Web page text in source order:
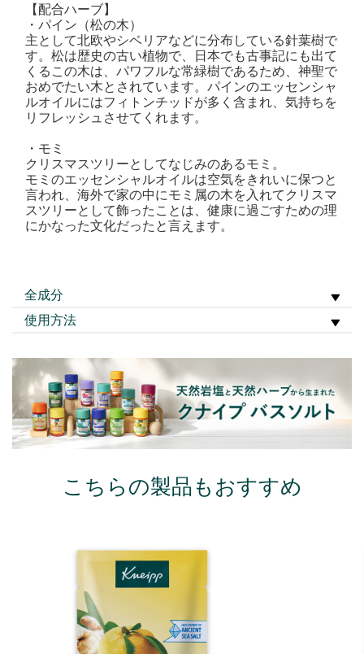
【配合ハーブ】
・パイン（松の木）
主として北欧やシベリアなどに分布している針葉樹で
す。松は歴史の古い植物で、日本でも古事記にも出て
くるこの木は、パワフルな常緑樹であるため、神聖で
おめでたい木とされています。パインのエッセンシャ
ルオイルにはフィトンチッドが多く含まれ、気持ちを
リフレッシュさせてくれます。
・モミ
クリスマスツリーとしてなじみのあるモミ。
モミのエッセンシャルオイルは空気をきれいに保つと
言われ、海外で家の中にモミ属の木を入れてクリスマ
スツリーとして飾ったことは、健康に過ごすための理
にかなった文化だったと言えます。
全成分
使用方法
こちらの製品もおすすめ